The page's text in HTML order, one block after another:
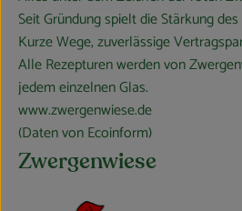
Seit Gründung spielt die Stärkung
Kurze Wege, zuverlässige
Alle Rezepturen werden von
jedem einzelnen Glas.
www.zwergenwiese.de
(Daten von Ecoinform)
Zwergenwiese